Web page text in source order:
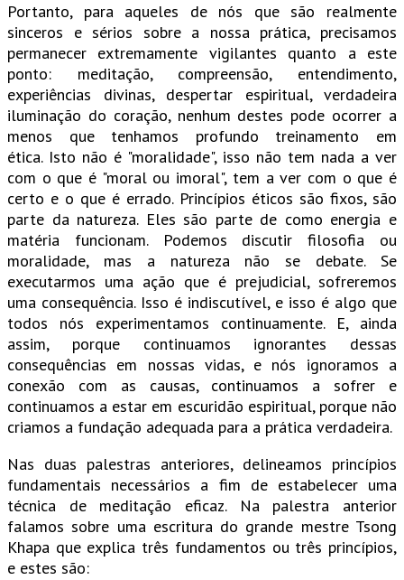
Portanto, para aqueles de nós que são realmente
sinceros e sérios sobre a nossa prática, precisamos
permanecer extremamente vigilantes quanto a este
ponto: meditação, compreensão, entendimento,
experiências divinas, despertar espiritual, verdadeira
iluminação do coração, nenhum destes pode ocorrer a
menos que tenhamos profundo treinamento em
ética. Isto não é "moralidade", isso não tem nada a ver
com o que é "moral ou imoral", tem a ver com o que é
certo e o que é errado. Princípios éticos são fixos, são
parte da natureza. Eles são parte de como energia e
matéria funcionam. Podemos discutir filosofia ou
moralidade, mas a natureza não se debate. Se
executarmos uma ação que é prejudicial, sofreremos
uma consequência. Isso é indiscutível, e isso é algo que
todos nós experimentamos continuamente. E, ainda
assim, porque continuamos ignorantes dessas
consequências em nossas vidas, e nós ignoramos a
conexão com as causas, continuamos a sofrer e
continuamos a estar em escuridão espiritual, porque não
criamos a fundação adequada para a prática verdadeira.
Nas duas palestras anteriores, delineamos princípios
fundamentais necessários a fim de estabelecer uma
técnica de meditação eficaz. Na palestra anterior
falamos sobre uma escritura do grande mestre Tsong
Khapa que explica três fundamentos ou três princípios,
e estes são: